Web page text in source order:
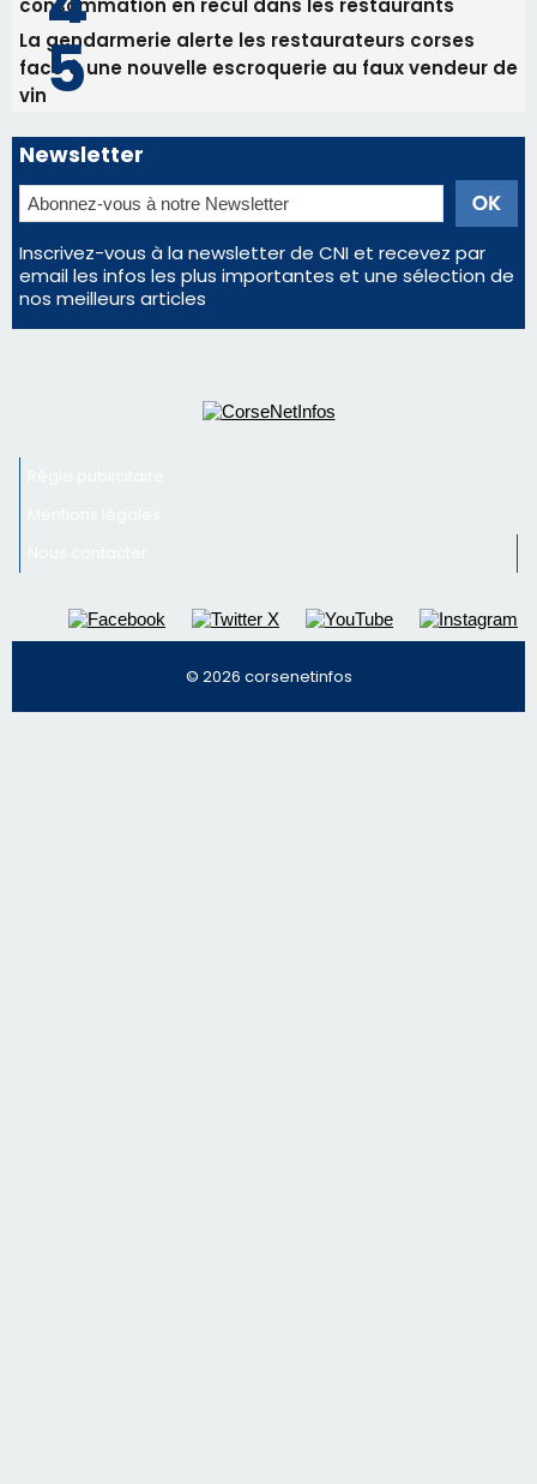
Satine Nomary est la nouvelle Miss Corse 2026
Éclipse du 12 août : la Corse aux premières loges
d'un spectacle qui ne reviendra pas avant 2081
Éclipse du 12 août : Où s'installer en Corse pour
profiter pleinement du spectacle ?
En Corse, un début de saison marqué par une
consommation en recul dans les restaurants
La gendarmerie alerte les restaurateurs corses
face à une nouvelle escroquerie au faux vendeur de